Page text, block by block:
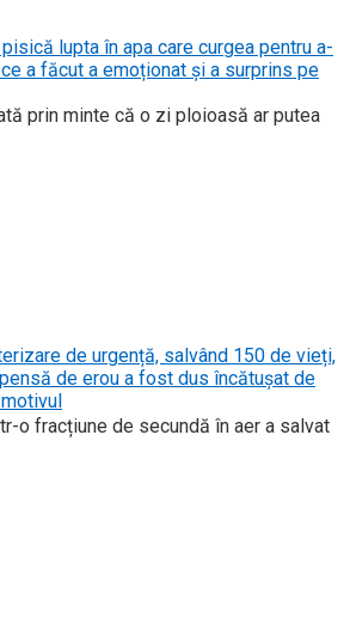
lupta în apa care curgea pentru a-
a făcut a emoționat și a surprins pe
prin minte că o zi ploioasă ar putea
de urgență, salvând 150 de vieți,
de erou a fost dus încătușat de
o fracțiune de secundă în aer a salvat